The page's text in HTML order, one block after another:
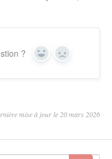
? Oui Non
mise à jour le 20 mars 2026